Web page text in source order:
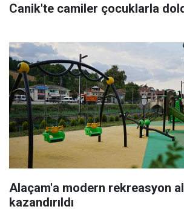
Canik'te camiler çocuklarla
Alaçam'a modern rekreasyon
kazandırıldı